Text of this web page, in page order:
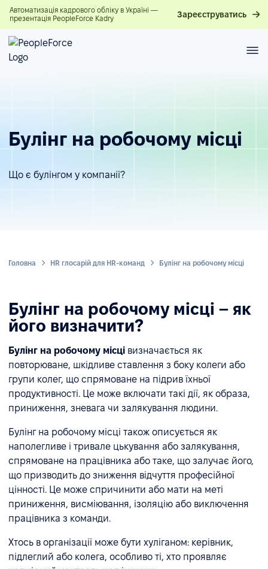
Автоматизація кадрового обліку в Україні —
презентація PeopleForce Kadry
Зареєструватись
Булінг на робочому місці
Що є булінгом у компанії?
Головна HR глосарій для HR-команд Булінг на робочому місці
Булінг на робочому місці – як
його визначити?
Булінг на робочому місці визначається як
повторюване, шкідливе ставлення з боку колеги або
групи колег, що спрямоване на підрив їхньої
продуктивності. Це може включати такі дії, як образа,
приниження, зневага чи залякування людини.
Булінг на робочому місці також описується як
наполегливе і тривале цькування або залякування,
спрямоване на працівника або таке, що залучає його,
що призводить до зниження відчуття професійної
цінності. Це може спричинити або мати на меті
приниження, висміювання, ізоляцію або виключення
працівника з команди.
Хтось в організації може бути хуліганом: керівник,
підлеглий або колега, особливо ті, хто проявляє